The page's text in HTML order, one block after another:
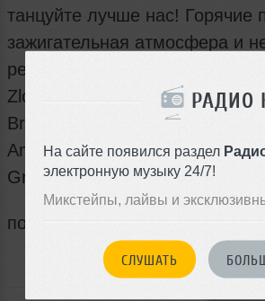
РАДИО
На сайте появился раздел
электронную музыку 24/7!
Микстейпы, лайвы и
СЛУШАТЬ
танцуйте лучше нас! Горячие
зажигательная атмосфера и
резидентов: Naumov
Zlobin
Bragin
AndrewNash
Greench
пожужжим #идивжук Бронь